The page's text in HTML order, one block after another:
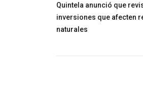
Quintela anunció que
inversiones que afecten
naturales